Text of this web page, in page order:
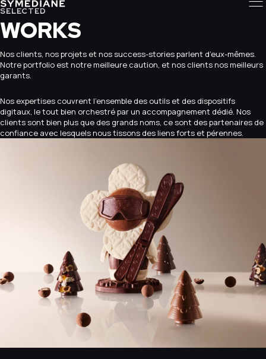
SELECTED
WORKS
Nos clients, nos projets et nos success-stories parlent d’eux-mêmes.
Notre portfolio est notre meilleure caution, et nos clients nos meilleurs
garants.
Nos expertises couvrent l’ensemble des outils et des dispositifs
digitaux, le tout bien orchestré par un accompagnement dédié. Nos
clients sont bien plus que des grands noms, ce sont des partenaires de
confiance avec lesquels nous tissons des liens forts et pérennes.